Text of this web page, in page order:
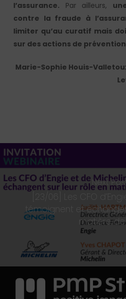
l’assurance. Par ailleurs,
contre la fraude à
limiter qu’au curatif mais
sur des actions de
Marie-Sophie Houis-
Next
[23/06] Les CFO
témoignent et
matière de